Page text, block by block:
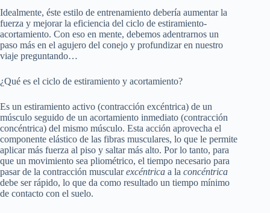
Idealmente, éste estilo de entrenamiento debería aumentar la
fuerza y ​​mejorar la eficiencia del ciclo de estiramiento-
acortamiento. Con eso en mente, debemos adentrarnos un
paso más en el agujero del conejo y profundizar en nuestro
viaje preguntando…
¿Qué es el ciclo de estiramiento y acortamiento?
Es un estiramiento activo (contracción excéntrica) de un
músculo seguido de un acortamiento inmediato (contracción
concéntrica) del mismo músculo. Esta acción aprovecha el
componente elástico de las fibras musculares, lo que le permite
aplicar más fuerza al piso y saltar más alto. Por lo tanto, para
que un movimiento sea pliométrico, el tiempo necesario para
pasar de la contracción muscularexcéntrica a la concéntrica
debe ser rápido, lo que da como resultado un tiempo mínimo
de contacto con el suelo.